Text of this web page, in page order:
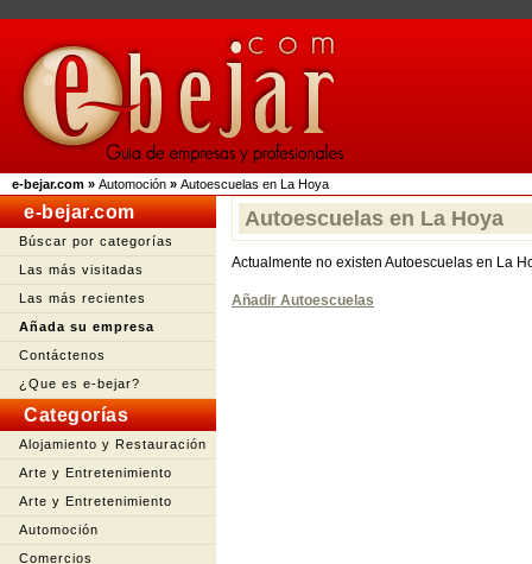
e-bejar.com » Automoción » Autoescuelas en La Hoya
e-bejar.com
Búscar por categorías
Las más visitadas
Las más recientes
Añada su empresa
Contáctenos
¿Que es e-bejar?
Categorías
Alojamiento y Restauración
Arte y Entretenimiento
Arte y Entretenimiento
Automoción
Comercios
Autoescuelas en La Hoya
Actualmente no existen Autoescuelas en La
Añadir Autoescuelas